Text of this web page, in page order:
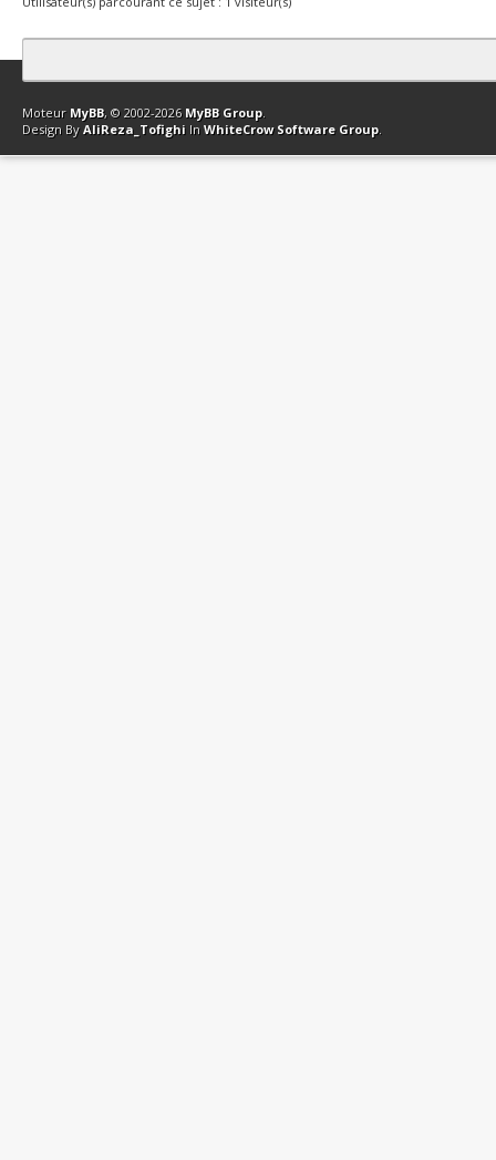
Contact Club Affiliation Retourner en haut Version bas-débit
Moteur MyBB, © 2002-2026 MyBB Group.
Design By AliReza_Tofighi In WhiteCrow Software Group.